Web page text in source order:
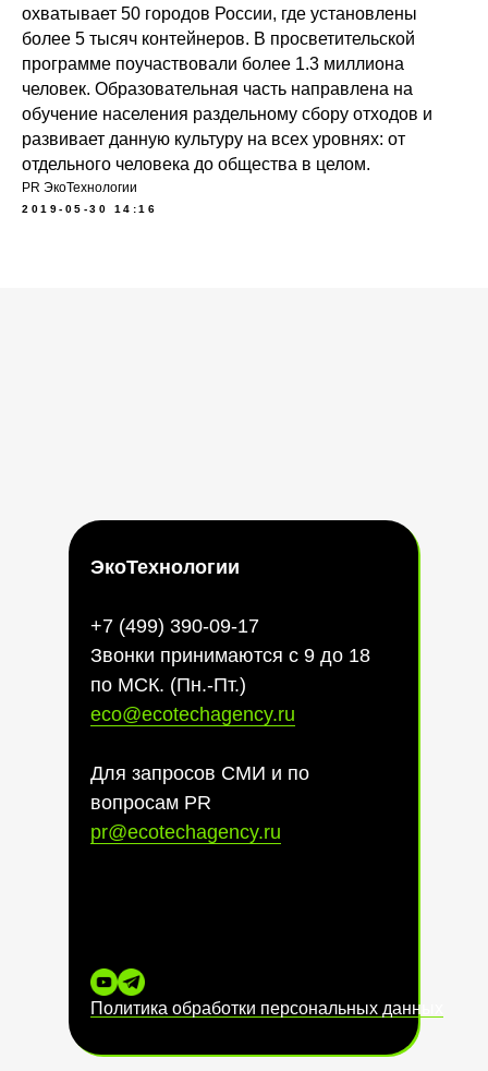
охватывает 50 городов России, где установлены
более 5 тысяч контейнеров. В просветительской
программе поучаствовали более 1.3 миллиона
человек. Образовательная часть направлена на
обучение населения раздельному сбору отходов и
развивает данную культуру на всех уровнях: от
отдельного человека до общества в целом.
PR ЭкоТехнологии
2019-05-30 14:16
ЭкоТехнологии
+7 (499) 390-09-17
Звонки принимаются с 9 до 18
по МСК. (Пн.-Пт.)
eco@ecotechagency.ru
Для запросов СМИ и по
вопросам PR
pr@ecotechagency.ru
Политика обработки персональных данных